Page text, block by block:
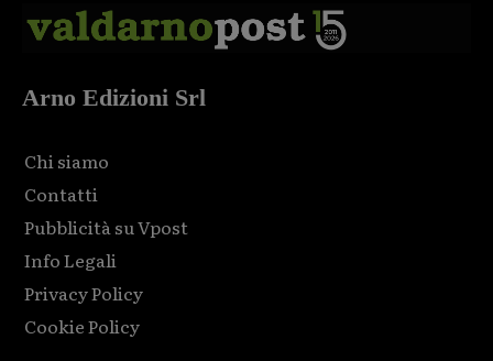
Arno Edizioni Srl
Chi siamo
Contatti
Pubblicità su Vpost
Info Legali
Privacy Policy
Cookie Policy